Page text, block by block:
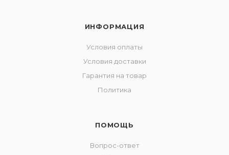
ИНФОРМАЦИЯ
Условия оплаты
Условия доставки
Гарантия на товар
Политика
ПОМОЩЬ
Вопрос-ответ